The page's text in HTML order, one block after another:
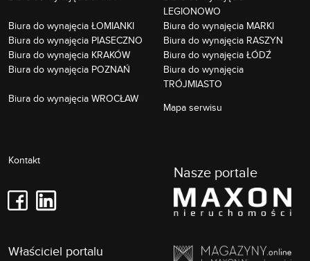
LEGIONOWO
Biura do wynajęcia ŁOMIANKI
Biura do wynajęcia MARKI
Biura do wynajęcia PIASECZNO
Biura do wynajęcia RASZYN
Biura do wynajęcia KRAKÓW
Biura do wynajęcia ŁÓDŹ
Biura do wynajęcia POZNAŃ
Biura do wynajęcia
TRÓJMIASTO
Biura do wynajęcia WROCŁAW
Mapa serwisu
Kontakt
Właściciel portalu
Nasze portale